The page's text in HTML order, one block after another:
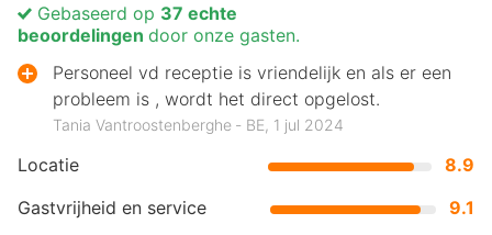
Locatie
8.9
Gastvrijheid en service
9.1
Gebaseerd op 37 echte
beoordelingen door onze gasten.
Personeel vd receptie is vriendelijk en als er een
probleem is , wordt het direct opgelost.
Tania Vantroostenberghe ‐ BE, 1 jul 2024